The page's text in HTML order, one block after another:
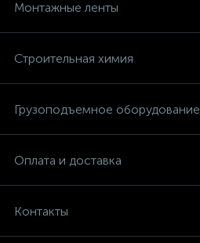
Монтажные ленты
Строительная химия
Грузоподъемное оборудование
Оплата и доставка
Контакты